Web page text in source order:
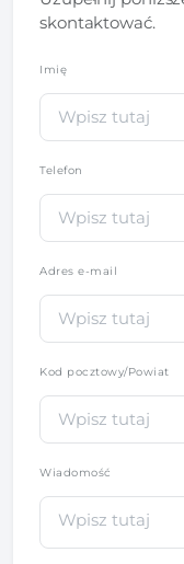
skontaktować.
Imię
Telefon
Adres e-mail
Kod pocztowy/Powiat
Wiadomość